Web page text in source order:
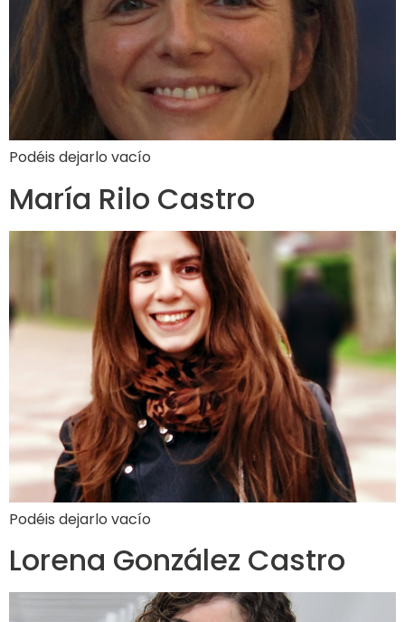
Podéis dejarlo vacío
María Rilo Castro
Podéis dejarlo vacío
Lorena González Castro